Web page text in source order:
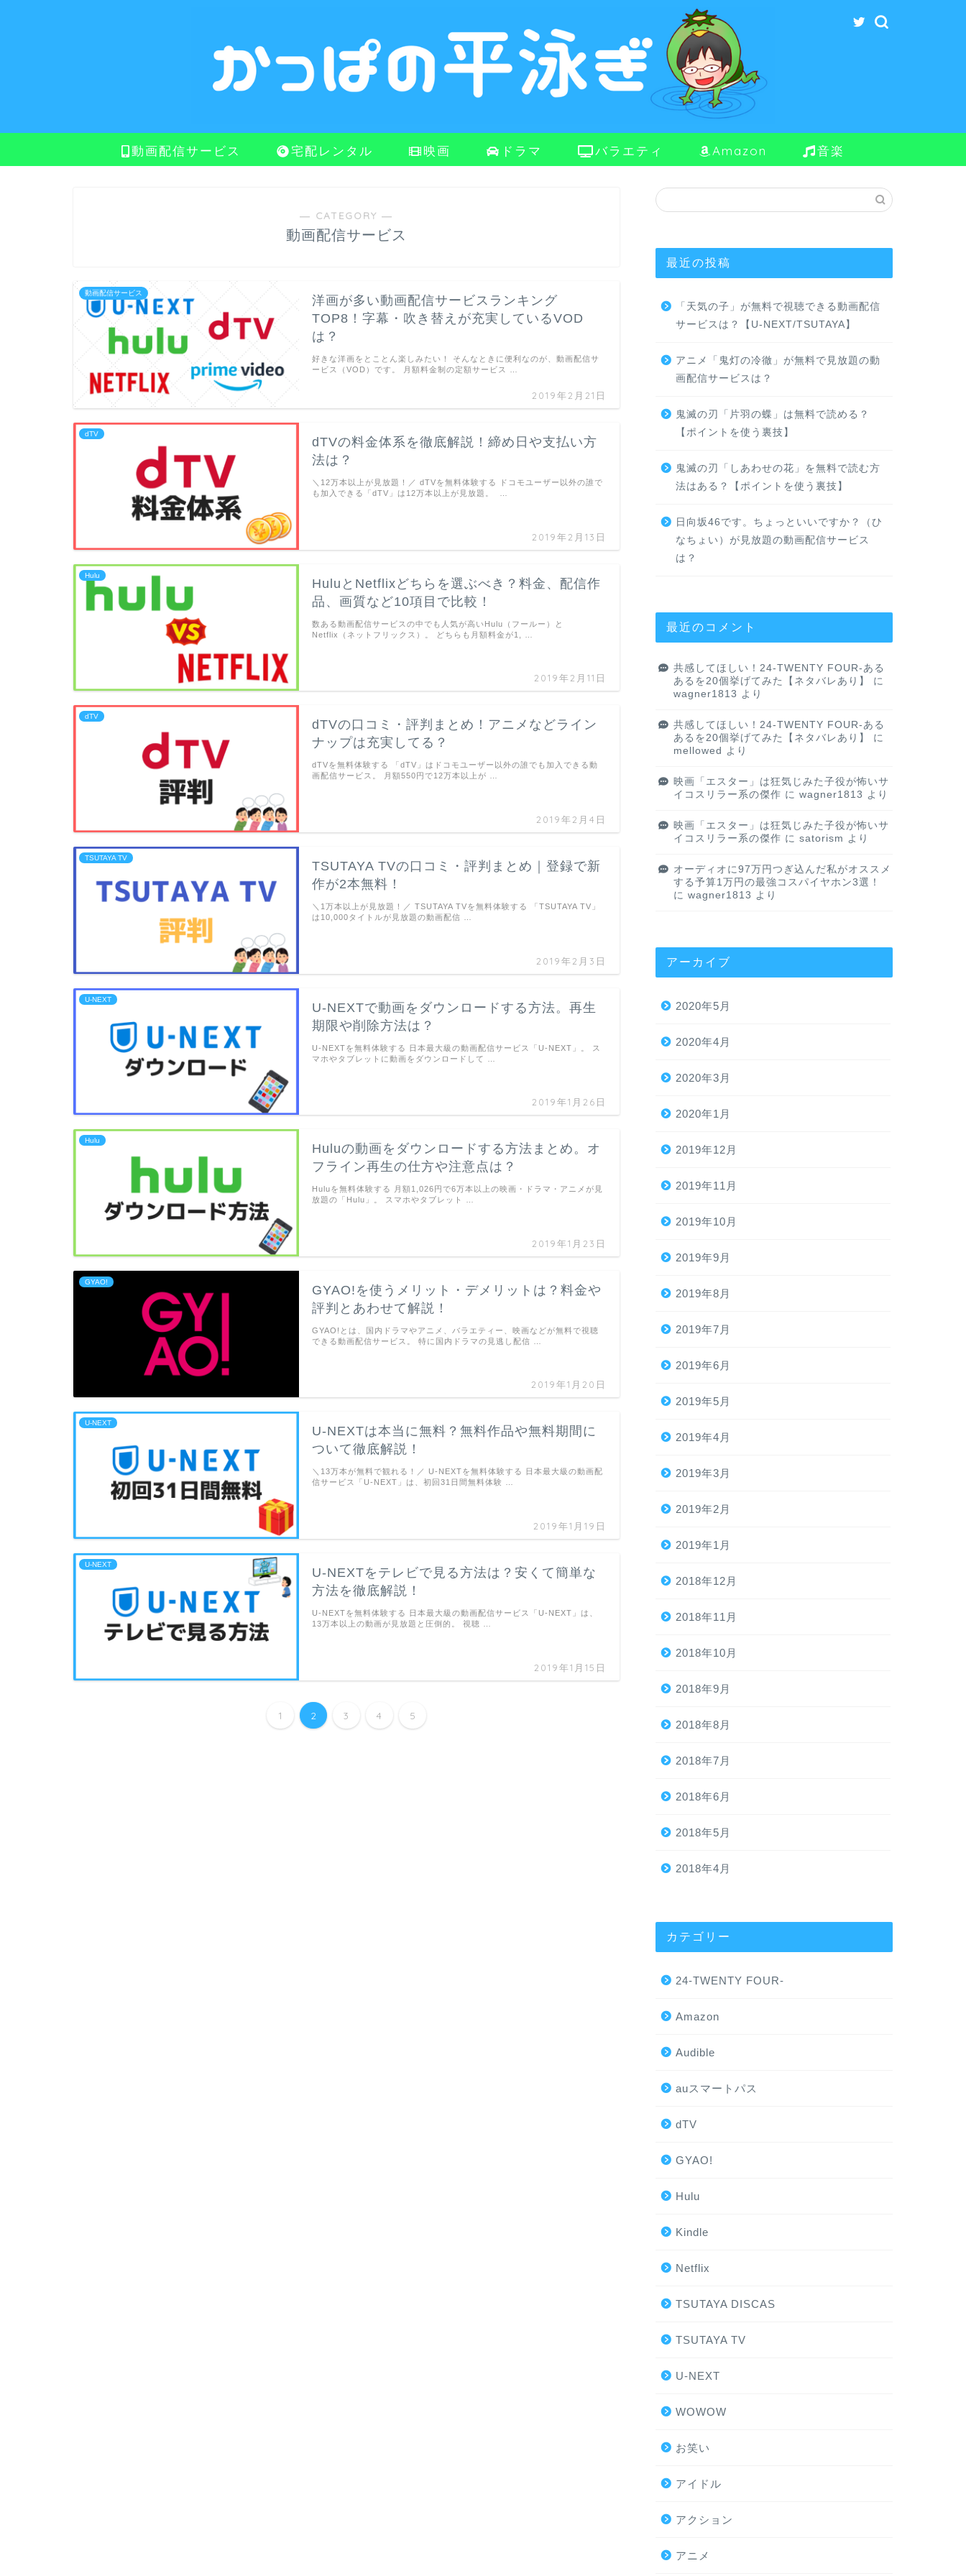
動画配信サービス 宅配レンタル 映画 ドラマ バラエティ Amazon 音楽
― CATEGORY ―
動画配信サービス
動画配信サービス
洋画が多い動画配信サービスランキング
TOP8！字幕・吹き替えが充実しているVOD
は？
2019年2月21日
好きな洋画をとことん楽しみたい！ そんなときに便利なのが、動画配信サ
ービス（VOD）です。 月額料金制の定額サービス …
dTV
dTVの料金体系を徹底解説！締め日や支払い方
法は？
2019年2月13日
＼12万本以上が見放題！／ dTVを無料体験する ドコモユーザー以外の誰で
も加入できる「dTV」は12万本以上が見放題。 …
Hulu
HuluとNetflixどちらを選ぶべき？料金、配信作
品、画質など10項目で比較！
2019年2月11日
数ある動画配信サービスの中でも人気が高いHulu（フールー）と
Netflix（ネットフリックス）。 どちらも月額料金が1, …
dTV
dTVの口コミ・評判まとめ！アニメなどライン
ナップは充実してる？
2019年2月4日
dTVを無料体験する 「dTV」はドコモユーザー以外の誰でも加入できる動
画配信サービス。 月額550円で12万本以上が …
TSUTAYA TV
TSUTAYA TVの口コミ・評判まとめ｜登録で新
作が2本無料！
2019年2月3日
＼1万本以上が見放題！／ TSUTAYA TVを無料体験する 「TSUTAYA TV」
は10,000タイトルが見放題の動画配信 …
U-NEXT
U-NEXTで動画をダウンロードする方法。再生
期限や削除方法は？
2019年1月26日
U-NEXTを無料体験する 日本最大級の動画配信サービス「U-NEXT」。 ス
マホやタブレットに動画をダウンロードして …
Hulu
Huluの動画をダウンロードする方法まとめ。オ
フライン再生の仕方や注意点は？
2019年1月23日
Huluを無料体験する 月額1,026円で6万本以上の映画・ドラマ・アニメが見
放題の「Hulu」。 スマホやタブレット …
GYAO!
GYAO!を使うメリット・デメリットは？料金や
評判とあわせて解説！
2019年1月20日
GYAO!とは、国内ドラマやアニメ、バラエティー、映画などが無料で視聴
できる動画配信サービス。 特に国内ドラマの見逃し配信 …
U-NEXT
U-NEXTは本当に無料？無料作品や無料期間に
ついて徹底解説！
2019年1月19日
＼13万本が無料で観れる！／ U-NEXTを無料体験する 日本最大級の動画配
信サービス「U-NEXT」は、初回31日間無料体験 …
U-NEXT
U-NEXTをテレビで見る方法は？安くて簡単な
方法を徹底解説！
2019年1月15日
U-NEXTを無料体験する 日本最大級の動画配信サービス「U-NEXT」は、
13万本以上の動画が見放題と圧倒的。 視聴 …
1 2 3 4 5
最近の投稿
「天気の子」が無料で視聴できる動画配信
サービスは？【U-NEXT/TSUTAYA】
アニメ「鬼灯の冷徹」が無料で見放題の動
画配信サービスは？
鬼滅の刃「片羽の蝶」は無料で読める？
【ポイントを使う裏技】
鬼滅の刃「しあわせの花」を無料で読む方
法はある？【ポイントを使う裏技】
日向坂46です。ちょっといいですか？（ひ
なちょい）が見放題の動画配信サービス
は？
最近のコメント
共感してほしい！24-TWENTY FOUR-ある
あるを20個挙げてみた【ネタバレあり】
に
wagner1813 より
共感してほしい！24-TWENTY FOUR-ある
あるを20個挙げてみた【ネタバレあり】
に
mellowed より
映画「エスター」は狂気じみた子役が怖いサ
イコスリラー系の傑作 に wagner1813 より
映画「エスター」は狂気じみた子役が怖いサ
イコスリラー系の傑作 に satorism より
オーディオに97万円つぎ込んだ私がオススメ
する予算1万円の最強コスパイヤホン3選！
に wagner1813 より
アーカイブ
2020年5月
2020年4月
2020年3月
2020年1月
2019年12月
2019年11月
2019年10月
2019年9月
2019年8月
2019年7月
2019年6月
2019年5月
2019年4月
2019年3月
2019年2月
2019年1月
2018年12月
2018年11月
2018年10月
2018年9月
2018年8月
2018年7月
2018年6月
2018年5月
2018年4月
カテゴリー
24-TWENTY FOUR-
Amazon
Audible
auスマートパス
dTV
GYAO!
Hulu
Kindle
Netflix
TSUTAYA DISCAS
TSUTAYA TV
U-NEXT
WOWOW
お笑い
アイドル
アクション
アニメ